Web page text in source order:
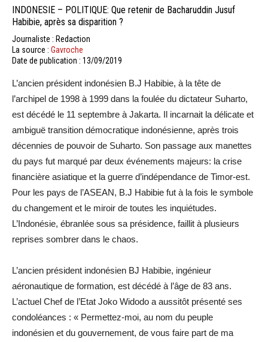
INDONESIE – POLITIQUE: Que retenir de Bacharuddin Jusuf
Habibie, après sa disparition ?
Journaliste : Redaction
La source : Gavroche
Date de publication : 13/09/2019
L’ancien président indonésien B.J Habibie, à la tête de
l’archipel de 1998 à 1999 dans la foulée du dictateur Suharto,
est décédé le 11 septembre à Jakarta. Il incarnait la délicate et
ambiguë transition démocratique indonésienne, après trois
décennies de pouvoir de Suharto. Son passage aux manettes
du pays fut marqué par deux événements majeurs: la crise
financière asiatique et la guerre d’indépendance de Timor-est.
Pour les pays de l’ASEAN, B.J Habibie fut à la fois le symbole
du changement et le miroir de toutes les inquiétudes.
L’Indonésie, ébranlée sous sa présidence, faillit à plusieurs
reprises sombrer dans le chaos.
L’ancien président indonésien BJ Habibie, ingénieur
aéronautique de formation, est décédé à l’âge de 83 ans.
L’actuel Chef de l’Etat Joko Widodo a aussitôt présenté ses
condoléances : « Permettez-moi, au nom du peuple
indonésien et du gouvernement, de vous faire part de ma